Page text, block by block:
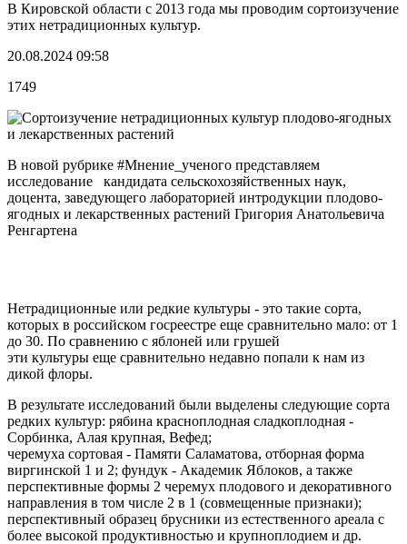
В Кировской области с 2013 года мы проводим сортоизучение
этих нетрадиционных культур.
20.08.2024 09:58
1749
В новой рубрике #Мнение_ученого представляем
исследование кандидата сельскохозяйственных наук,
доцента, заведующего лабораторией интродукции плодово-
ягодных и лекарственных растений Григория Анатольевича
Ренгартена
Нетрадиционные или редкие культуры - это такие сорта,
которых в российском госреестре еще сравнительно мало: от 1
до 30. По сравнению с яблоней или грушей
эти культуры еще сравнительно недавно попали к нам из
дикой флоры.
В результате исследований были выделены следующие сорта
редких культур: рябина красноплодная сладкоплодная -
Сорбинка, Алая крупная, Вефед;
черемуха сортовая - Памяти Саламатова, отборная форма
виргинской 1 и 2; фундук - Академик Яблоков, а также
перспективные формы 2 черемух плодового и декоративного
направления в том числе 2 в 1 (совмещенные признаки);
перспективный образец брусники из естественного ареала с
более высокой продуктивностью и крупноплодием и др.